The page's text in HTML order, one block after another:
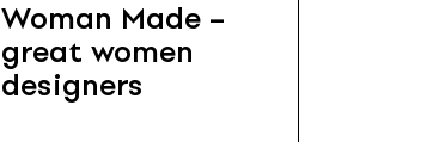
Woman Made –
great women
designers